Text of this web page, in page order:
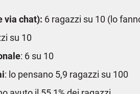
via chat): 6 ragazzi su 10 (lo
su 10
: 6 su 10
: lo pensano 5,9 ragazzi su 100